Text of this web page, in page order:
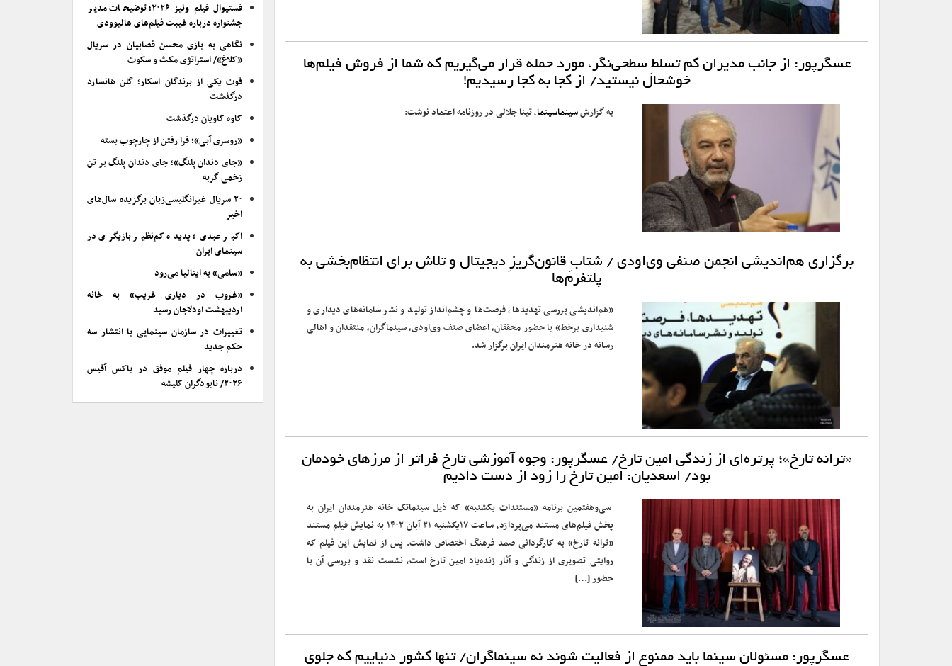
عسگرپور: از جانب مدیران کم تسلطِ سطحی‌نگر، مورد حمله قرار می‌گیریم که شما از فروش فیلم‌ها
خوشحال نیستید/ از کجا به کجا رسیدیم!
به گزارشسینماسینما، تینا جلالی در روزنامه اعتماد نوشت:
برگزاری هم‌اندیشی انجمن صنفی وی‌او‌دی / شتابِ قانون‌گریزِ دیجیتال و تلاش برای انتظام‌بخشی به
پلتفرم‌ها
«هم‌اندیشی بررسی تهدیدها، فرصت‌ها و چشم‌انداز تولید و نشر سامانه‌های دیداری و
شنیداری برخط» با حضور محققان، اعضای صنف وی‌او‌دی، سینماگران، ‌منتقدان و اهالی
رسانه در خانه هنرمندان ایران برگزار شد.
«ترانه تارخ»؛ پرتره‌ای از زندگی امین تارخ/ عسگرپور: وجوه آموزشی تارخ فراتر از مرزهای خودمان
بود/ اسعدیان: امین تارخ را زود از دست دادیم
سی‌وهفتمین برنامه «مستندات یکشنبه» که ذیل سینماتک خانه‌ هنرمندان ایران به
پخش فیلم‌های مستند می‌پردازد، ساعت ۱۷یکشنبه ۲۱ آبان ۱۴۰۲ به نمایش فیلم مستند
«ترانه تارخ» به کارگردانی صمد فرهنگ اختصاص داشت. پس از نمایش این فیلم که
روایتی تصویری از زندگی و آثار زنده‌یاد امین تارخ است، نشست نقد و بررسی آن با
حضور […]
عسگرپور: مسئولان سینما باید ممنوع از فعالیت شوند نه سینماگران/ تنها کشور دنیاییم که جلوی
فستیوال فیلم ونیز ۲۰۲۶؛ توضیحات مدیر
جشنواره درباره غیبت فیلم‌های هالیوودی
نگاهی به بازی محسن قصابیان در سریال
«کلاغ»/ استراتژی مکث و سکوت
فوت یکی از برندگان اسکار؛ گلن هانسارد
درگذشت
کاوه کاویان درگذشت
«روسری آبی»؛ فرا رفتن از چارچوب بسته
«جای دندان پلنگ»؛ جای دندان پلنگ بر تن
زخمی گربه
۲۰ سریال غیرانگلیسی‌زبان برگزیده سال‌های
اخیر
اکبر عبدی؛ پدیده کم‌نظیر بازیگری در
سینمای ایران
«سامی» به ایتالیا می‌رود
«غروب در دیاری غریب» به خانه
اردیبهشت اودلاجان رسید
تغییرات در سازمان سینمایی با انتشار سه
حکم جدید
درباره چهار فیلم موفق در باکس آفیس
۲۰۲۶/ نابودگران کلیشه